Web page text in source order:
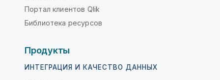
Портал клиентов Qlik
Библиотека ресурсов
Продукты
ИНТЕГРАЦИЯ И КАЧЕСТВО ДАННЫХ